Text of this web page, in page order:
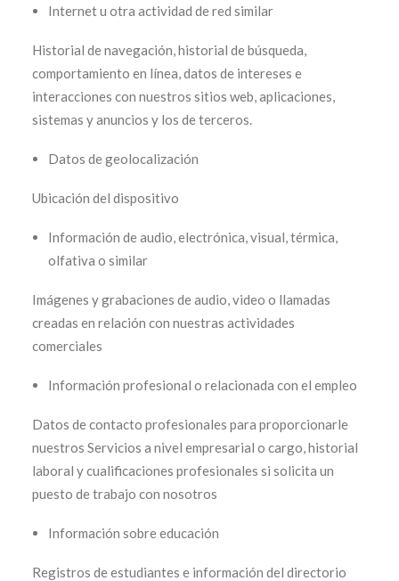
Internet u otra actividad de red similar
Historial de navegación, historial de búsqueda,
comportamiento en línea, datos de intereses e
interacciones con nuestros sitios web, aplicaciones,
sistemas y anuncios y los de terceros.
Datos de geolocalización
Ubicación del dispositivo
Información de audio, electrónica, visual, térmica,
olfativa o similar
Imágenes y grabaciones de audio, video o llamadas
creadas en relación con nuestras actividades
comerciales
Información profesional o relacionada con el empleo
Datos de contacto profesionales para proporcionarle
nuestros Servicios a nivel empresarial o cargo, historial
laboral y cualificaciones profesionales si solicita un
puesto de trabajo con nosotros
Información sobre educación
Registros de estudiantes e información del directorio